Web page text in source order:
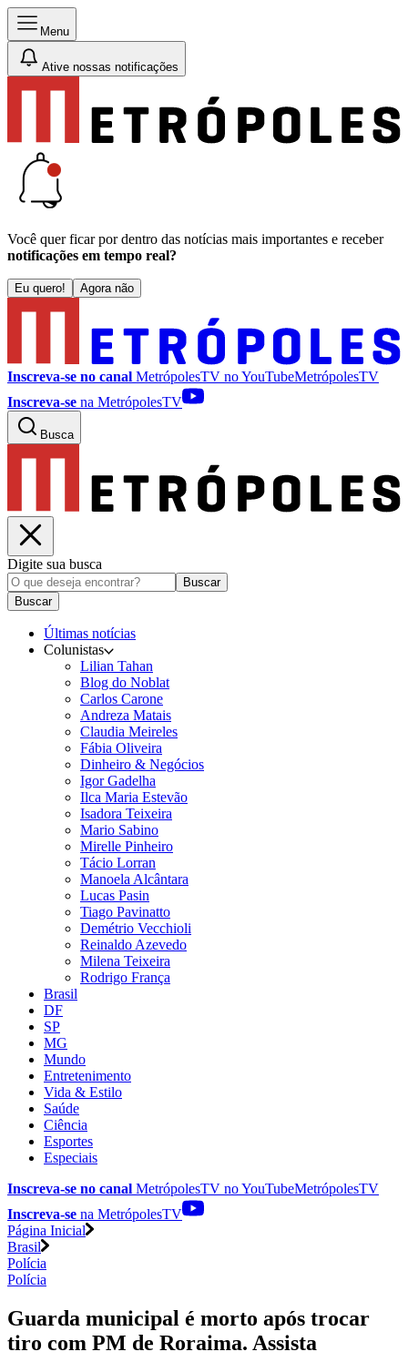
Menu
Ative nossas notificações
Você quer ficar por dentro das notícias mais importantes e receber
notificações em tempo real?
Eu quero! Agora não
Inscreva-se no canal MetrópolesTV noYouTubeMetrópolesTV
Inscreva-se na MetrópolesTV
Busca
Digite sua busca
Buscar
Buscar
Últimas notícias
Colunistas
Lilian Tahan
Blog do Noblat
Carlos Carone
Andreza Matais
Claudia Meireles
Fábia Oliveira
Dinheiro & Negócios
Igor Gadelha
Ilca Maria Estevão
Isadora Teixeira
Mario Sabino
Mirelle Pinheiro
Tácio Lorran
Manoela Alcântara
Lucas Pasin
Tiago Pavinatto
Demétrio Vecchioli
Reinaldo Azevedo
Milena Teixeira
Rodrigo França
Brasil
DF
SP
MG
Mundo
Entretenimento
Vida & Estilo
Saúde
Ciência
Esportes
Especiais
Inscreva-se no canal MetrópolesTV noYouTubeMetrópolesTV
Inscreva-se na MetrópolesTV
Página Inicial
Brasil
Polícia
Polícia
Guarda municipal é morto após trocar
tiro com PM de Roraima. Assista